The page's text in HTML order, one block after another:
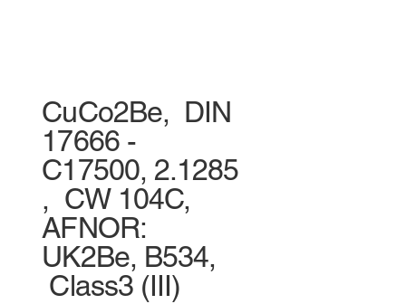
CuCo2Be, DIN
17666 -
C17500, 2.1285
, CW 104C,
AFNOR:
UK2Be, B534,
Class3 (III)